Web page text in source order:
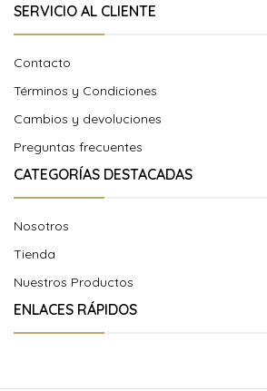
SERVICIO AL CLIENTE
Contacto
Términos y Condiciones
Cambios y devoluciones
Preguntas frecuentes
CATEGORÍAS DESTACADAS
Nosotros
Tienda
Nuestros Productos
ENLACES RÁPIDOS